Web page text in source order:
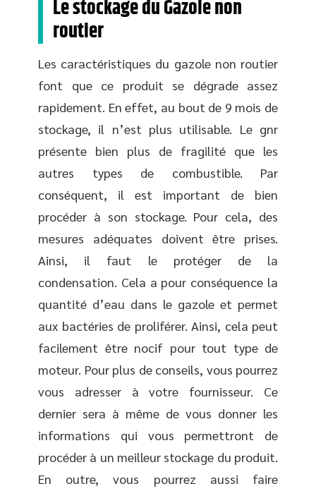
Le stockage du Gazole non
routier
Les caractéristiques du gazole non routier
font que ce produit se dégrade assez
rapidement. En effet, au bout de 9 mois de
stockage, il n’est plus utilisable. Le gnr
présente bien plus de fragilité que les
autres types de combustible. Par
conséquent, il est important de bien
procéder à son stockage. Pour cela, des
mesures adéquates doivent être prises.
Ainsi, il faut le protéger de la
condensation. Cela a pour conséquence la
quantité d’eau dans le gazole et permet
aux bactéries de proliférer. Ainsi, cela peut
facilement être nocif pour tout type de
moteur. Pour plus de conseils, vous pourrez
vous adresser à votre fournisseur. Ce
dernier sera à même de vous donner les
informations qui vous permettront de
procéder à un meilleur stockage du produit.
En outre, vous pourrez aussi faire